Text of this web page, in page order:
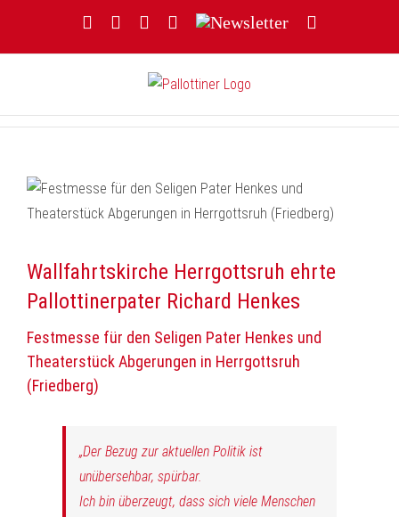
FacebookYouTubeInstagram
Threads
Newsletter
Wallfahrtskirche Herrgottsruh ehrte
Pallottinerpater Richard Henkes
Festmesse für den Seligen Pater Henkes und
Theaterstück Abgerungen in Herrgottsruh
(Friedberg)
„Der Bezug zur aktuellen Politik ist
unübersehbar, spürbar.
Ich bin überzeugt, dass sich viele Menschen